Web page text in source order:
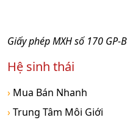
Giấy phép MXH số 170
Hệ sinh thái
› Mua Bán Nhanh
›Trung Tâm Môi Giới